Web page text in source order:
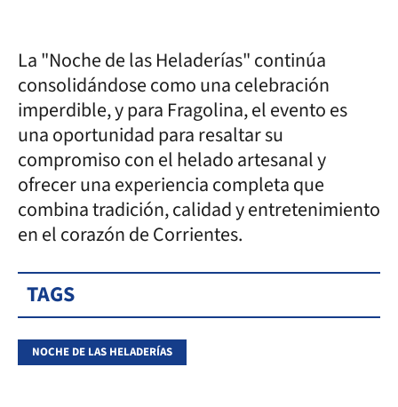
La "Noche de las Heladerías" continúa
consolidándose como una celebración
imperdible, y para Fragolina, el evento es
una oportunidad para resaltar su
compromiso con el helado artesanal y
ofrecer una experiencia completa que
combina tradición, calidad y entretenimiento
en el corazón de Corrientes.
TAGS
NOCHE DE LAS HELADERÍAS